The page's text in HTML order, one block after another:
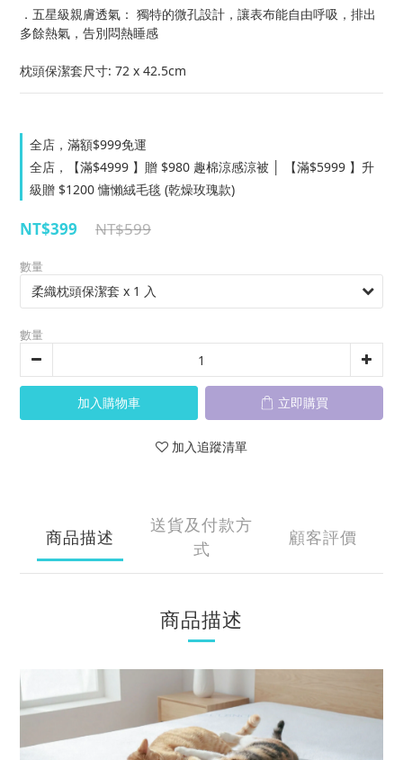
．五星級親膚透氣： 獨特的微孔設計，讓表布能自由呼吸，排出
多餘熱氣，告別悶熱睡感
枕頭保潔套尺寸: 72 x 42.5cm
全店，滿額$999免運
全店，【滿$4999 】贈 $980 趣棉涼感涼被 │ 【滿$5999 】升
級贈 $1200 慵懶絨毛毯 (乾燥玫瑰款)
NT$599
NT$399
數量
數量
加入購物車 立即購買
加入追蹤清單
商品描述
送貨及付款方
式
顧客評價
商品描述